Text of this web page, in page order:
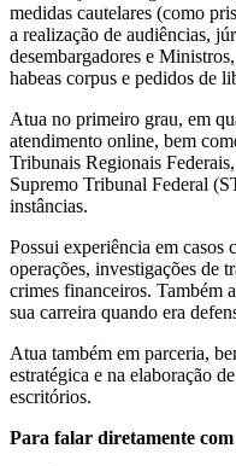
medidas cautelares (como
a realização de audiências,
desembargadores e
habeas corpus e pedidos de
Atua no primeiro grau, em
atendimento online, bem
Tribunais Regionais
Supremo Tribunal Federal
instâncias.
Possui experiência em
operações, investigações de
crimes financeiros. Também
sua carreira quando era
Atua também em parceria,
estratégica e na elaboração
escritórios.
Para falar diretamente